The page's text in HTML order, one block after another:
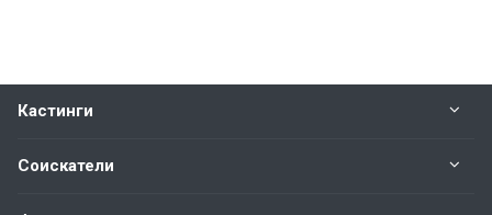
Кастинги
Соискатели